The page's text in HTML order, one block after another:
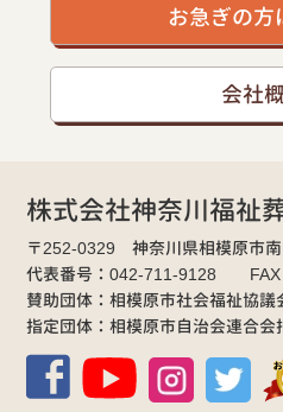
お急ぎの方
会社
株式会社神奈川福祉
〒252-0329 神奈川県相模原市
代表番号：042-711-9128 FAX
賛助団体：相模原市社会福祉協議
指定団体：相模原市自治会連合会